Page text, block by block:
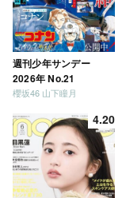
週刊少年サンデー
2026年 No.21
櫻坂46 山下瞳月
4.20